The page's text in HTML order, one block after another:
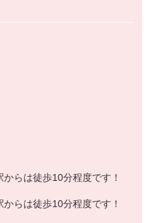
格である「介護福祉士」の受
得することで給与UP＋キャ
、是非ご応募ください。応募
王子で、介護職員募集！
得★≫
あり♪
者研修や基礎研修⇒実務者研修
正社員として活躍の道も♪
浴など身体介助
活援助、記録入力
就業促進事業）
らは徒歩10分程度です！
らは徒歩10分程度です！